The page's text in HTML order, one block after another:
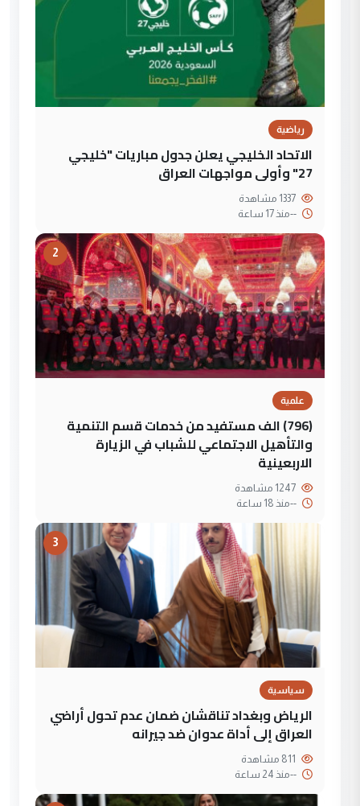
رياضية
الاتحاد الخليجي يعلن جدول مباريات "خليجي
27" وأولى مواجهات العراق
--منذ 17 ساعة
2
علمية
(796) الف مستفيد من خدمات قسم التنمية
والتأهيل الاجتماعي للشباب في الزيارة
الاربعينية
--منذ 18 ساعة
3
سياسية
الرياض وبغداد تناقشان ضمان عدم تحول أراضي
العراق إلى أداة عدوان ضد جيرانه
--منذ 24 ساعة